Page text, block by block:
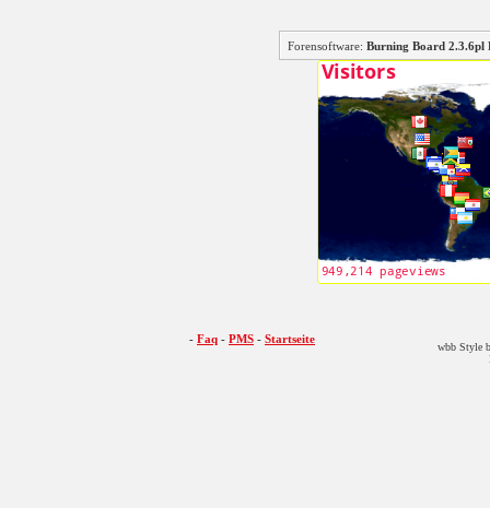
Forensoftware: Burning Board
- Faq - PMS - Startseite
wbb Style